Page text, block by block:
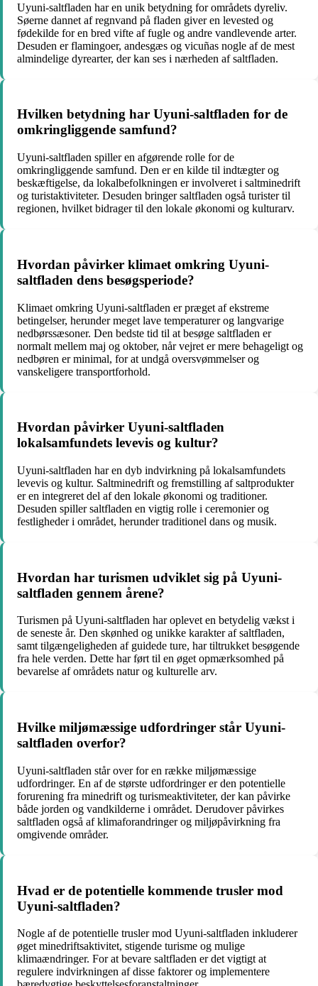
Uyuni-saltfladen har en unik betydning for områdets dyreliv.
Søerne dannet af regnvand på fladen giver en levested og
fødekilde for en bred vifte af fugle og andre vandlevende arter.
Desuden er flamingoer, andesgæs og vicuñas nogle af de mest
almindelige dyrearter, der kan ses i nærheden af saltfladen.
Hvilken betydning har Uyuni-saltfladen for de
omkringliggende samfund?
Uyuni-saltfladen spiller en afgørende rolle for de
omkringliggende samfund. Den er en kilde til indtægter og
beskæftigelse, da lokalbefolkningen er involveret i saltminedrift
og turistaktiviteter. Desuden bringer saltfladen også turister til
regionen, hvilket bidrager til den lokale økonomi og kulturarv.
Hvordan påvirker klimaet omkring Uyuni-
saltfladen dens besøgsperiode?
Klimaet omkring Uyuni-saltfladen er præget af ekstreme
betingelser, herunder meget lave temperaturer og langvarige
nedbørssæsoner. Den bedste tid til at besøge saltfladen er
normalt mellem maj og oktober, når vejret er mere behageligt og
nedbøren er minimal, for at undgå oversvømmelser og
vanskeligere transportforhold.
Hvordan påvirker Uyuni-saltfladen
lokalsamfundets levevis og kultur?
Uyuni-saltfladen har en dyb indvirkning på lokalsamfundets
levevis og kultur. Saltminedrift og fremstilling af saltprodukter
er en integreret del af den lokale økonomi og traditioner.
Desuden spiller saltfladen en vigtig rolle i ceremonier og
festligheder i området, herunder traditionel dans og musik.
Hvordan har turismen udviklet sig på Uyuni-
saltfladen gennem årene?
Turismen på Uyuni-saltfladen har oplevet en betydelig vækst i
de seneste år. Den skønhed og unikke karakter af saltfladen,
samt tilgængeligheden af guidede ture, har tiltrukket besøgende
fra hele verden. Dette har ført til en øget opmærksomhed på
bevarelse af områdets natur og kulturelle arv.
Hvilke miljømæssige udfordringer står Uyuni-
saltfladen overfor?
Uyuni-saltfladen står over for en række miljømæssige
udfordringer. En af de største udfordringer er den potentielle
forurening fra minedrift og turismeaktiviteter, der kan påvirke
både jorden og vandkilderne i området. Derudover påvirkes
saltfladen også af klimaforandringer og miljøpåvirkning fra
omgivende områder.
Hvad er de potentielle kommende trusler mod
Uyuni-saltfladen?
Nogle af de potentielle trusler mod Uyuni-saltfladen inkluderer
øget minedriftsaktivitet, stigende turisme og mulige
klimaændringer. For at bevare saltfladen er det vigtigt at
regulere indvirkningen af disse faktorer og implementere